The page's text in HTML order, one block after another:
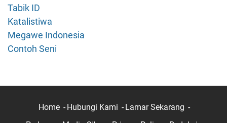
Tabik ID
Katalistiwa
Megawe Indonesia
Contoh Seni
Home Hubungi Kami
Lamar Sekarang